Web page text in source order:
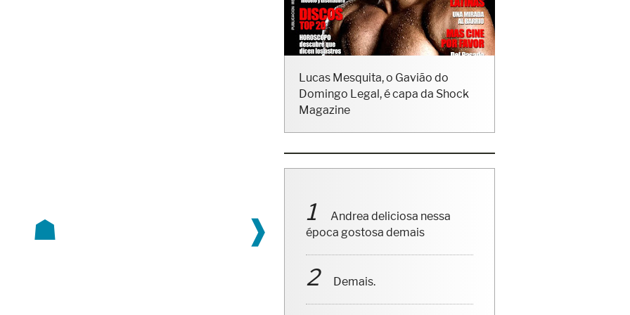
❱
☗
Lucas Mesquita, o Gavião do
Domingo Legal, é capa da Shock
Magazine
Andrea deliciosa nessa
época gostosa demais
Demais.